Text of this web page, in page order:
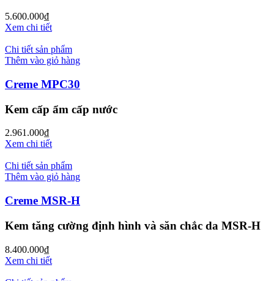
5.600.000₫
Xem chi tiết
Chi tiết sản phẩm
Thêm vào giỏ hàng
Creme MPC30
Kem cấp ẩm cấp nước
2.961.000₫
Xem chi tiết
Chi tiết sản phẩm
Thêm vào giỏ hàng
Creme MSR-H
Kem tăng cường định hình và săn chắc da MSR-H
8.400.000₫
Xem chi tiết